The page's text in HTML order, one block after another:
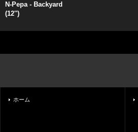
N-Pepa - Backyard
(12'')
ホーム